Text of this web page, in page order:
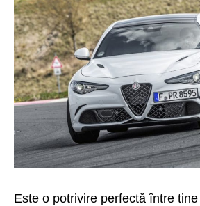
Este o potrivire perfectă între